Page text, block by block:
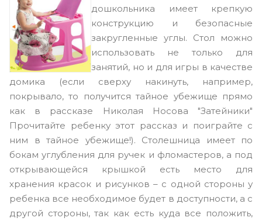
дошкольника имеет крепкую
конструкцию и безопасные
закругленные углы. Стол можно
использовать не только для
занятий, но и для игры в качестве
домика (если сверху накинуть, например,
покрывало, то получится тайное убежище прямо
как в рассказе Николая Носова "Затейники"
Прочитайте ребенку этот рассказ и поиграйте с
ним в тайное убежище!). Столешница имеет по
бокам углубления для ручек и фломастеров, а под
открывающейся крышкой есть место для
хранения красок и рисунков – с одной стороны у
ребенка все необходимое будет в доступности, а с
другой стороны, так как есть куда все положить,